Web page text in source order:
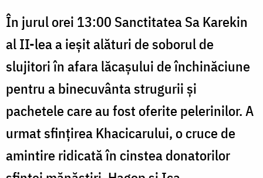
În jurul orei 13:00 Sanctitatea Sa Karekin
al II-lea a ieşit alături de soborul de
slujitori în afara lăcaşului de închinăciune
pentru a binecuvânta strugurii şi
pachetele care au fost oferite pelerinilor. A
urmat sfinţirea Khacicarului, o cruce de
amintire ridicată în cinstea donatorilor